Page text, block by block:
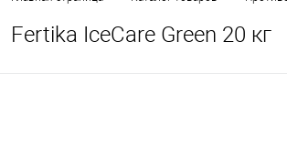
Fertika IceCare Green 20 кг